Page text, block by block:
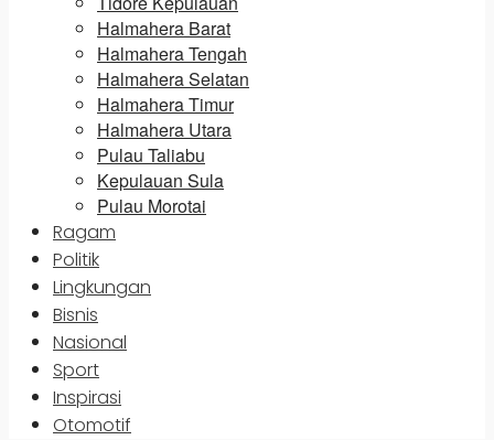
Halmahera Barat
Halmahera Tengah
Halmahera Selatan
Halmahera Timur
Halmahera Utara
Pulau Taliabu
Kepulauan Sula
Pulau Morotai
Ragam
Politik
Lingkungan
Bisnis
Nasional
Sport
Inspirasi
Otomotif